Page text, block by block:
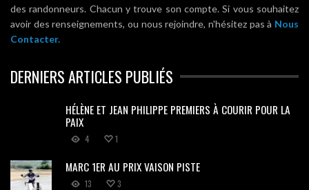
des randonneurs. Chacun y trouve son compte. Si vous souhaitez
avoir des renseignements, ou nous rejoindre, n'hésitez pas à Nous
Contacter.
DERNIERS ARTICLES PUBLIÉS
HÉLÈNE ET JEAN PHILIPPE PREMIERS À COURIR POUR LA
PAIX
4 1
MARC 1ER AU PRIX VAISON PISTE
13 3